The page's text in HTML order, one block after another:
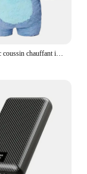
Bouillotte avec coussin chauffant instantané, sac en peluche, chauffe-mains, chauffe-ventre, maison, hiver, mignon, 500ml